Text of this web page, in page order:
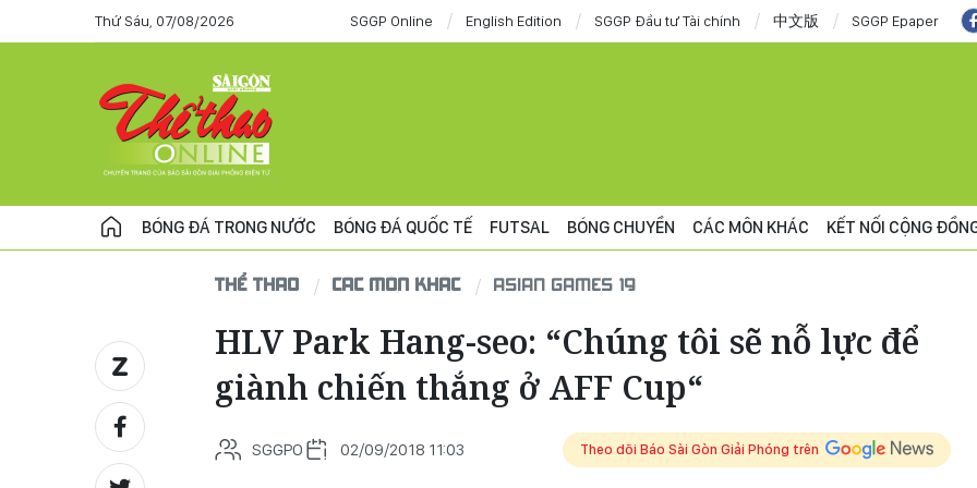
Thứ Sáu, 07/08/2026 SGGP Online English Edition SGGP Đầu tư Tài chính 中文版 SGGP Epaper
BÓNG ĐÁ TRONG NƯỚC BÓNG ĐÁ QUỐC TẾ FUTSAL BÓNG CHUYỀN CÁC MÔN KHÁC KẾT NỐI CỘNG
THỂ THAO CÁC MÔN KHÁC ASIAN GAMES 19
HLV Park Hang-seo: “Chúng tôi sẽ nỗ lực để
giành chiến thắng ở AFF Cup“
SGGPO 02/09/2018 11:03 Theo dõi Báo Sài Gòn Giải Phóng trên